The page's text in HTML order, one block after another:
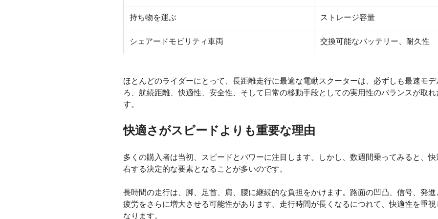
持ち物を運ぶ ストレージ容量
シェアードモビリティ車両 交換可能なバッテリー、耐久性
ほとんどのライダーにとって、長距離走行に最適な電動スクーターは、必ずしも最速モ
ろ、航続距離、快適性、安全性、そして日常の移動手段としての実用性のバランスが取
す。
快適さがスピードよりも重要な理由
多くの購入者は当初、スピードとパワーに注目します。しかし、数週間乗ってみると、
右する決定的な要素となることが多いのです。
長時間の走行は、脚、足首、肩、腰に継続的な負担をかけます。路面の凹凸、信号、発
疲労をさらに増大させる可能性があります。走行時間が長くなるにつれて、快適性を重
なります。